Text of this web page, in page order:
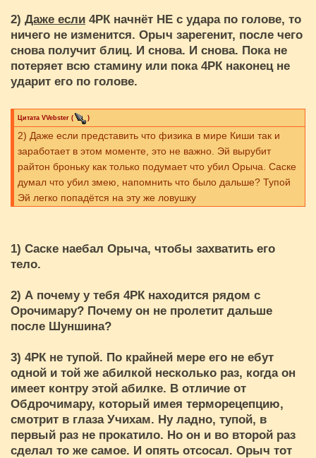
2) Даже если 4РК начнёт НЕ с удара по голове, то
ничего не изменится. Орыч зарегенит, после чего
снова получит блиц. И снова. И снова. Пока не
потеряет всю стамину или пока 4РК наконец не
ударит его по голове.
Цитата VVebster ( )
2) Даже если представить что физика в мире Киши так и
заработает в этом моменте, это не важно. Эй вырубит
райтон броньку как только подумает что убил Орыча. Саске
думал что убил змею, напомнить что было дальше? Тупой
Эй легко попадётся на эту же ловушку
1) Саске наебал Орыча, чтобы захватить его
тело.
2) А почему у тебя 4РК находится рядом с
Орочимару? Почему он не пролетит дальше
после Шуншина?
3) 4РК не тупой. По крайней мере его не ебут
одной и той же абилкой несколько раз, когда он
имеет контру этой абилке. В отличие от
Обдрочимару, который имея терморецепцию,
смотрит в глаза Учихам. Ну ладно, тупой, в
первый раз не прокатило. Но он и во второй раз
сделал то же самое. И опять отсосал. Орыч тот